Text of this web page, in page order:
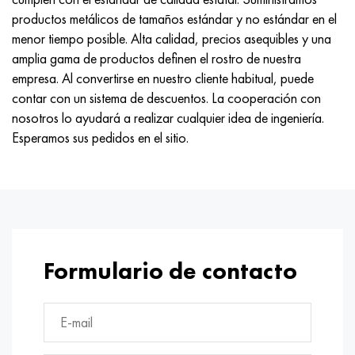
productos metálicos de tamaños estándar y no estándar en el
menor tiempo posible. Alta calidad, precios asequibles y una
amplia gama de productos definen el rostro de nuestra
empresa. Al convertirse en nuestro cliente habitual, puede
contar con un sistema de descuentos. La cooperación con
nosotros lo ayudará a realizar cualquier idea de ingeniería.
Esperamos sus pedidos en el sitio.
Formulario de contacto
MP159
multimetro n155
Nicrofer 5923 hMo
Nicrofer 6030
Nitronik 75
Nimonic 80a
56DGNH
68NKhVKTYu
79NM, Lupa 7904
80NM
Tipos de aleaciones de precisión
termobimetales
HN73MBTYu
XN70YU
HN75MBTYu
XN75TBYu
HN80TBY
N65M, EP982
5B
TL5
A LAS 6
TS-6
1.4567 - AISI 304Cu
1.4570-aisi303Cu
1.4574 - Aleación PH 15-7 Mo®
1.4580 - AISI 316Cb
Aleación 254smo® - 1.4547
Aleación 926 - 1.4529
15X16H2AM
18X11MNFB
18X12VMBFR
20X12VNMF
40X10X2M
30X, AISI 5130, 30h
30hgs, 30hgs
30hgsa, 30hgsa
30hgsn2a, 30hgsna
35hgs, 35hgs
35hgsa, 35hgsa